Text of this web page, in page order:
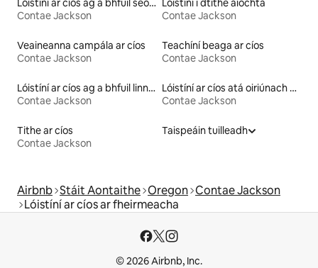
Lóistíní ar cíos ag a bhfuil seomra allais
Contae Jackson
Lóistíní i dtithe aíochta
Contae Jackson
Veaineanna campála ar cíos
Contae Jackson
Teachíní beaga ar cíos
Contae Jackson
Lóistíní ar cíos ag a bhfuil linn snámha
Contae Jackson
Lóistíní ar cíos atá oiriúnach do pheataí
Contae Jackson
Tithe ar cíos
Contae Jackson
Taispeáin tuilleadh
Airbnb Stáit Aontaithe Oregon Contae Jackson
Lóistíní ar cíos ar fheirmeacha
© 2026 Airbnb, Inc.